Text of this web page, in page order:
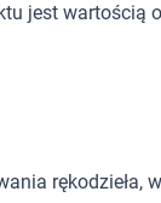
jest wartością